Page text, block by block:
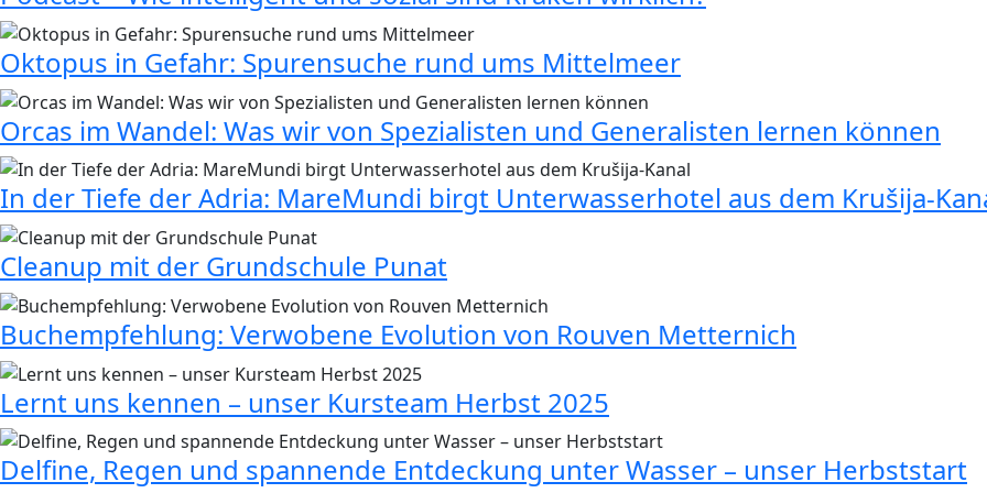
Oktopus in Gefahr: Spurensuche rund ums Mittelmeer
Orcas im Wandel: Was wir von Spezialisten und Generalisten lernen können
In der Tiefe der Adria: MareMundi birgt Unterwasserhotel aus dem Krušija-
Cleanup mit der Grundschule Punat
Buchempfehlung: Verwobene Evolution von Rouven Metternich
Lernt uns kennen – unser Kursteam Herbst 2025
Delfine, Regen und spannende Entdeckung unter Wasser – unser Herbststart